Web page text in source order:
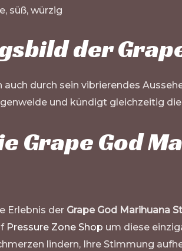
süß, würzig
der
auch durch sein vibrierendes
und kündigt gleichzeitig
Grape God
Erlebnis der Grape God Marihuana
Pressure Zone Shop um diese
lindern, Ihre Stimmung